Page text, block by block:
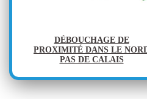
DÉBOUCHAGE DE
PROXIMITÉ DANS LE
PAS DE CALAIS